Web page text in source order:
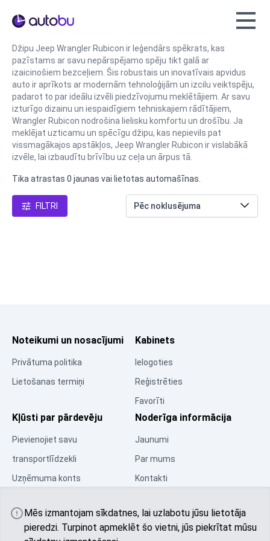
Autobu.eu
Džipu Jeep Wrangler Rubicon ir leģendārs spēkrats, kas
pazīstams ar savu nepārspējamo spēju tikt galā ar
izaicinošiem bezceļiem. Šis robustais un inovatīvais apvidus
auto ir aprīkots ar modernām tehnoloģijām un izcilu veiktspēju,
padarot to par ideālu izvēli piedzīvojumu meklētājiem. Ar savu
izturīgo dizainu un iespaidīgiem tehniskajiem rādītājiem,
Wrangler Rubicon nodrošina lielisku komfortu un drošību. Ja
meklējat uzticamu un spēcīgu džipu, kas nepievils pat
vissmagākajos apstākļos, Jeep Wrangler Rubicon ir vislabākā
izvēle, lai izbaudītu brīvību uz ceļa un ārpus tā.
Tika atrastas 0 jaunas vai lietotas automašīnas.
FILTRI
Noteikumi un nosacījumi
Privātuma politika
Lietošanas termiņi
Kabinets
Ielogoties
Reģistrēties
Favorīti
Kļūsti par pārdevēju
Pievienojiet savu
transportlīdzekli
Uzņēmuma konts
Kopiena
Noderīga informācija
Jaunumi
Par mums
Kontakti
Mēs izmantojam sīkdatnes, lai uzlabotu jūsu lietotāja
pieredzi. Turpinot apmeklēt šo vietni, jūs piekrītat mūsu